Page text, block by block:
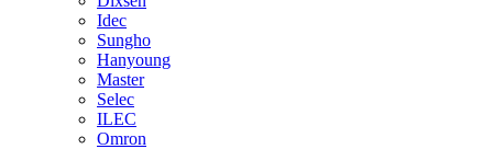
Idec
Sungho
Hanyoung
Master
Selec
ILEC
Omron